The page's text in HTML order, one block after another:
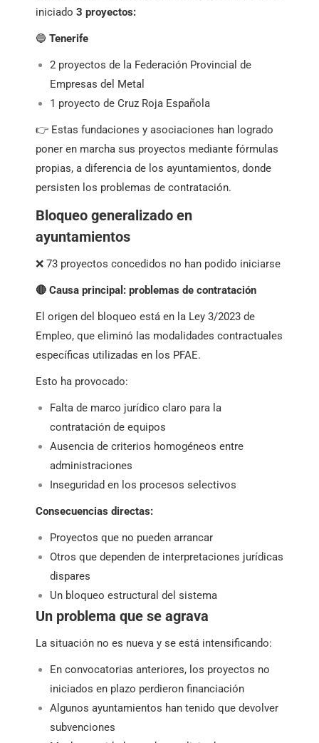
iniciado 3 proyectos:
🔵 Tenerife
2 proyectos de la Federación Provincial de
Empresas del Metal
1 proyecto de Cruz Roja Española
👉 Estas fundaciones y asociaciones han logrado
poner en marcha sus proyectos mediante fórmulas
propias, a diferencia de los ayuntamientos, donde
persisten los problemas de contratación.
Bloqueo generalizado en
ayuntamientos
❌ 73 proyectos concedidos no han podido iniciarse
🔴 Causa principal: problemas de contratación
El origen del bloqueo está en la Ley 3/2023 de
Empleo, que eliminó las modalidades contractuales
específicas utilizadas en los PFAE.
Esto ha provocado:
Falta de marco jurídico claro para la
contratación de equipos
Ausencia de criterios homogéneos entre
administraciones
Inseguridad en los procesos selectivos
Consecuencias directas:
Proyectos que no pueden arrancar
Otros que dependen de interpretaciones jurídicas
dispares
Un bloqueo estructural del sistema
Un problema que se agrava
La situación no es nueva y se está intensificando:
En convocatorias anteriores, los proyectos no
iniciados en plazo perdieron financiación
Algunos ayuntamientos han tenido que devolver
subvenciones